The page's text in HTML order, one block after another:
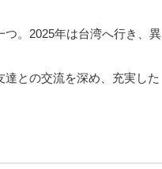
。2025年は台湾へ行き、異
との交流を深め、充実した